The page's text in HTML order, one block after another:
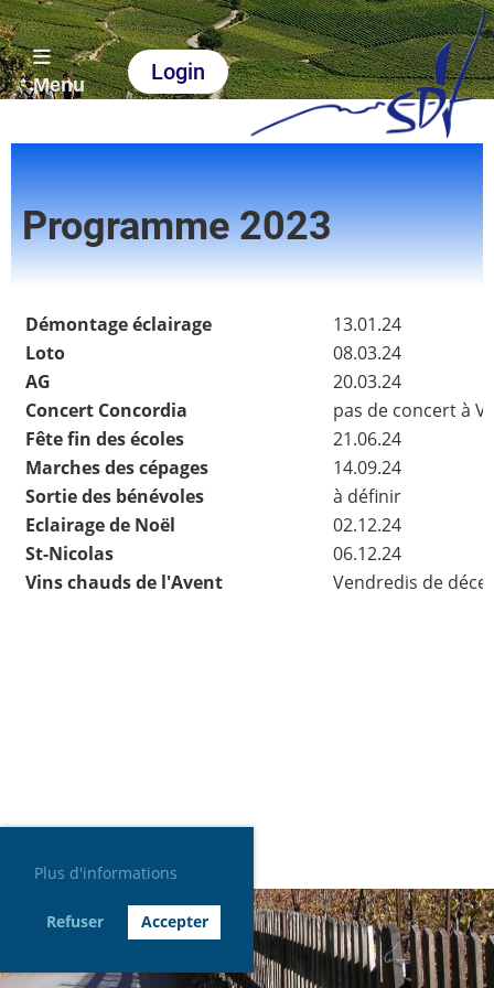
Plus d'informations
Refuser Accepter
Login
Menu
Programme 2023
Démontage éclairage
13.01.24
Loto
08.03.24
AG
20.03.24
Concert Concordia
pas de concert à
Fête fin des écoles
21.06.24
Marches des cépages
14.09.24
Sortie des bénévoles
à définir
Eclairage de Noël
02.12.24
St-Nicolas
06.12.24
Vins chauds de l'Avent
Vendredis de